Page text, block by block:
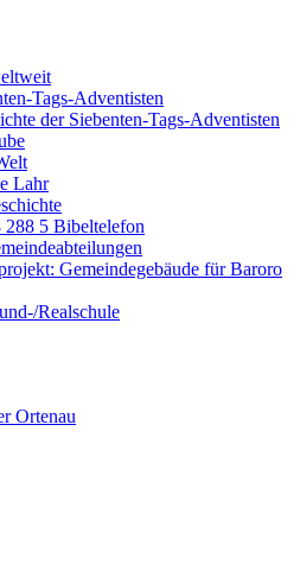
Tags-Adventisten
der Siebenten-Tags-Adventisten
Lahr
288 5 Bibeltelefon
Gemeindegebäude für Baroro
Realschule
Ortenau